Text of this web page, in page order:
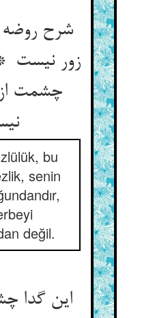
شرح روضه
زور
چشمت
نیست
bu
senin
değil.
این گدا